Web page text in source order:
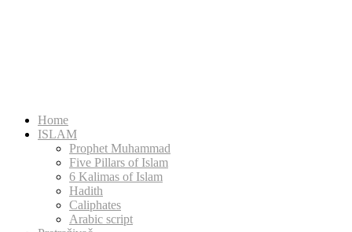
Home
ISLAM
Prophet Muhammad
Five Pillars of Islam
6 Kalimas of Islam
Hadith
Caliphates
Arabic script